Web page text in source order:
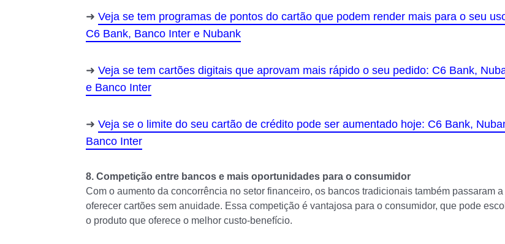
Veja se tem programas de pontos do cartão que podem render mais para o seu
C6 Bank, Banco Inter e Nubank
Veja se tem cartões digitais que aprovam mais rápido o seu pedido: C6 Bank,
e Banco Inter
Veja se o limite do seu cartão de crédito pode ser aumentado hoje: C6 Bank,
Banco Inter
8. Competição entre bancos e mais oportunidades para o consumidor
Com o aumento da concorrência no setor financeiro, os bancos tradicionais também passaram a
oferecer cartões sem anuidade. Essa competição é vantajosa para o consumidor, que pode
o produto que oferece o melhor custo-benefício.